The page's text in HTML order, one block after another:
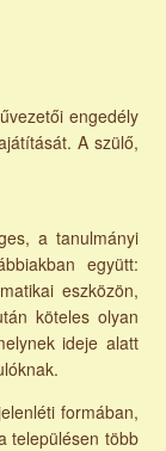
engedély
A szülő,
a tanulmányi
együtt:
eszközön,
köteles olyan
ideje alatt
formában,
településen több